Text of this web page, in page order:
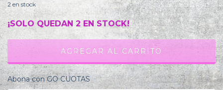
2 en stock
¡SOLO QUEDAN 2 EN STOCK!
Abona con GO CUOTAS